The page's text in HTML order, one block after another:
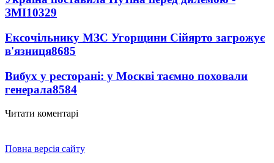
ЗМІ10329
Ексочільнику МЗС Угорщини Сійярто загрожує
в'язниця8685
Вибух у ресторані: у Москві таємно поховали
генерала8584
Читати коментарі
Повна версія сайту